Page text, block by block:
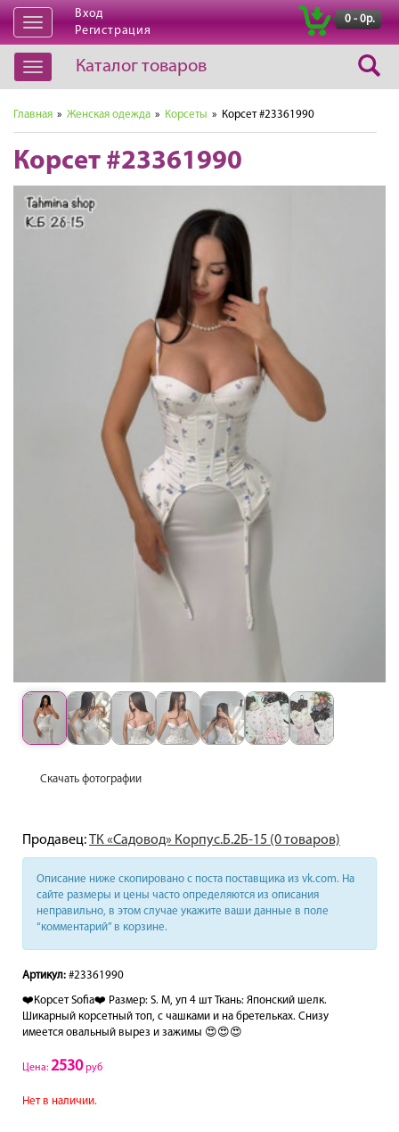
Открыть
навигацию
Вход
Регистрация
0 - 0р.
Открыть
навигацию
Каталог товаров
Главная » Женская одежда » Корсеты » Корсет #23361990
Корсет #23361990
Скачать фотографии
Продавец:ТК «Садовод» Корпус.Б.2Б-15 (0 товаров)
Описание ниже скопировано с поста поставщика из vk.com. На
сайте размеры и цены часто определяются из описания
неправильно, в этом случае укажите ваши данные в поле
“комментарий” в корзине.
Артикул: #23361990
❤️Корсет Sofia❤️ Размер: S. M, yп 4 шт Ткань: Японский шелк.
Шикарный корсетный топ, с чашками и на бретельках. Снизу
имеется овальный вырез и зажимы 😍😍😍
Цена: 2530руб
Нет в наличии.